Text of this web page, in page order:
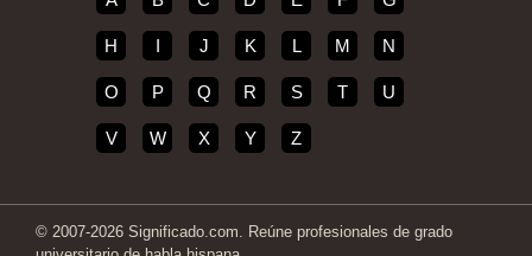
H I J K L M N
O P Q R S T U
V W X Y Z
© 2007-2026 Significado.com. Reúne profesionales de grado